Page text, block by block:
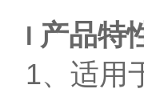
产品特
1、 适用